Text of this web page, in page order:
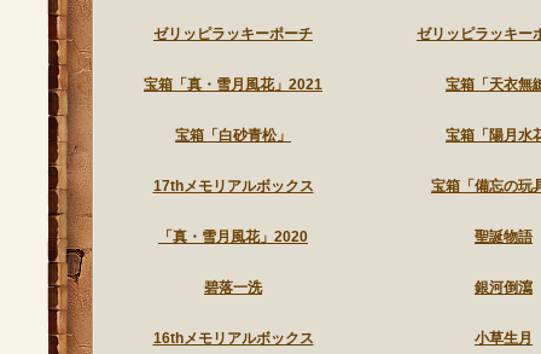
ゼリッピラッキーポーチ ゼリッピラッキー
宝箱「真・雪月風花」2021 宝箱「天衣無
宝箱「白砂青松」 宝箱「陽月水
17thメモリアルボックス 宝箱「備忘の玩
「真・雪月風花」2020 聖誕物語
碧落一洗 銀河倒瀉
16thメモリアルボックス 小草生月